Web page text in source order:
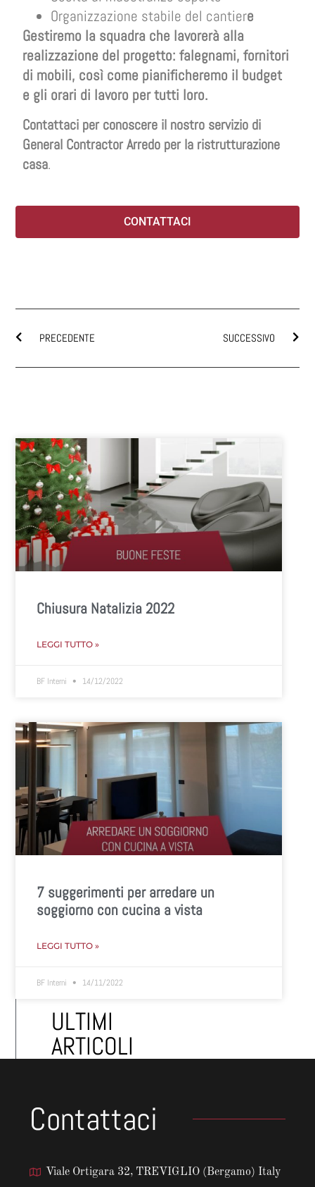
Organizzazione stabile del cantiere
Gestiremo la squadra che lavorerà alla
realizzazione del progetto: falegnami, fornitori
di mobili, così come pianificheremo il budget
e gli orari di lavoro per tutti loro.
Contattaci per conoscere il nostro servizio di
General Contractor Arredo per la ristrutturazione
casa.
CONTATTACI
PRECEDENTE SUCCESSIVO
Chiusura Natalizia 2022
LEGGI TUTTO »
BF Interni 14/12/2022
7 suggerimenti per arredare un
soggiorno con cucina a vista
LEGGI TUTTO »
BF Interni 14/11/2022
ULTIMI
ARTICOLI
Contattaci
Viale Ortigara 32, TREVIGLIO (Bergamo) Italy